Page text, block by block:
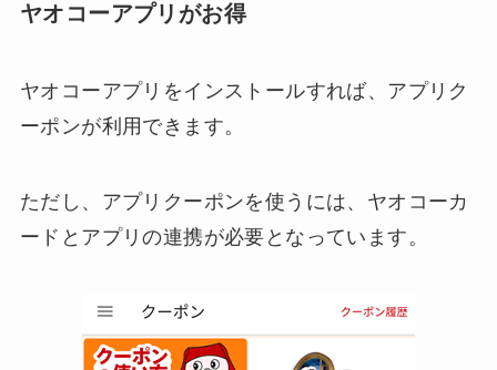
ヤオコーアプリがお得
ヤオコーアプリをインストールすれば、アプリク
ーポンが利用できます。
ただし、アプリクーポンを使うには、ヤオコーカ
ードとアプリの連携が必要となっています。